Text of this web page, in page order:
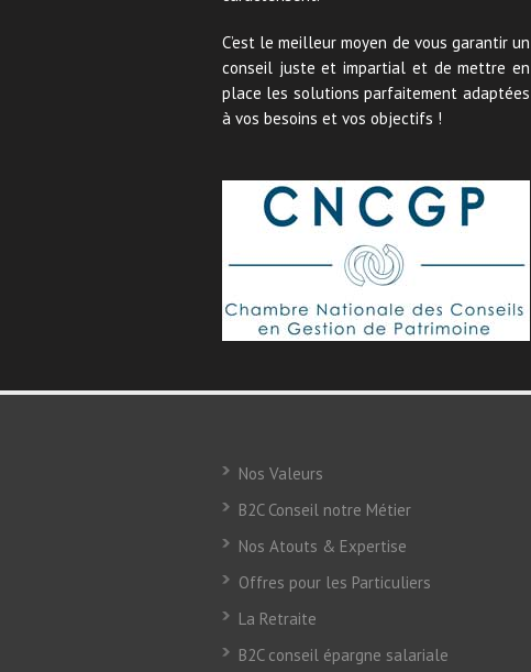
C’est le meilleur moyen de vous garantir un
conseil juste et impartial et de mettre en
place les solutions parfaitement adaptées
à vos besoins et vos objectifs !
Nos Valeurs
B2C Conseil notre Métier
Nos Atouts & Expertise
Offres pour les Particuliers
La Retraite
B2C conseil épargne salariale